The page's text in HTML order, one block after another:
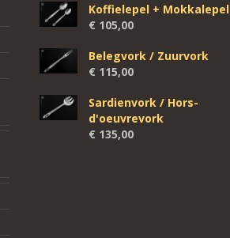
Koffielepel + Mokkalepel
€ 105,00
Belegvork / Zuurvork
€ 115,00
Sardienvork / Hors-
d'oeuvrevork
€ 135,00